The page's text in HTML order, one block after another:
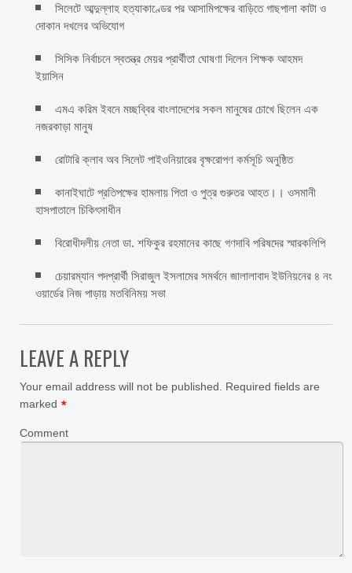
সিলেটে আব্দুল্লাহ হত্যাকাণ্ডের পর আসামিপক্ষের বাড়িতে গাছপালা কাটা ও
দোকান দখলের অভিযোগ
সিসিক নির্বাচনে স্বতন্ত্র মেয়র প্রার্থীতা ঘোষণা দিলেন শিক্ষক আহমদ
ইয়াসিন
এমএ করিম ইবনে মচ্ছব্বির বাংলাদেশের সকল মানুষের চোখে ছিলেন এক
নজরকাড়া মানুষ ‎
রোটারি ক্লাব অব সিলেট পাইওনিয়ারের বৃক্ষরোপণ কর্মসূচি অনুষ্ঠিত
কানাইঘাটে প্রতিপক্ষের হামলায় পিতা ও পুত্র গুরুতর আহত।। ওসমানী
হাসপাতালে চিকিৎসাধীন
বিরোধীদলীয় নেতা ডা. শফিকুর রহমানের কাছে গণদাবি পরিষদের স্মারকলিপি ‎
চেয়ারম্যান পদপ্রার্থী সিরাজুল ইসলামের সমর্থনে জালালাবাদ ইউনিয়নের ৪ নং
ওয়ার্ডের নিজ পাড়ায় মতবিনিময় সভা
LEAVE A REPLY
Your email address will not be published.
Required fields are
marked *
Comment